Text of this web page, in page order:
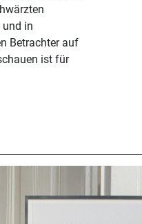
und in
Betrachter auf
ist für